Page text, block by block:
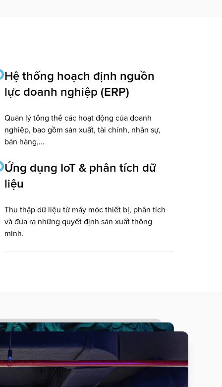
Hệ thống hoạch định nguồn
lực doanh nghiệp (ERP)
Quản lý tổng thể các hoạt động của doanh
nghiệp, bao gồm sản xuất, tài chính, nhân sự,
bán hàng,...
Ứng dụng IoT & phân tích dữ
liệu
Thu thập dữ liệu từ máy móc thiết bị, phân tích
và đưa ra những quyết định sản xuất thông
minh.